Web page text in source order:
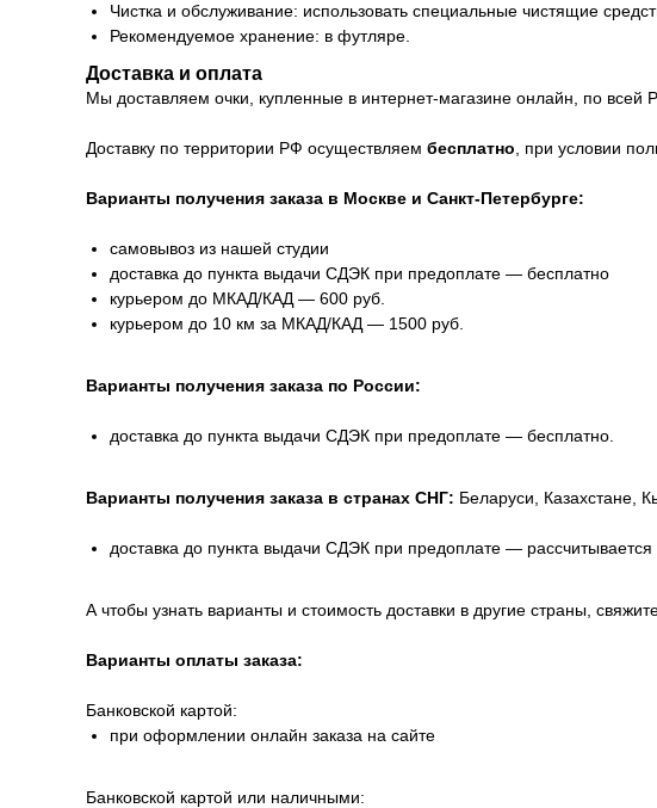
Чистка и обслуживание: использовать специальные чистящие
Рекомендуемое хранение: в футляре.
Доставка и оплата
Мы доставляем очки, купленные в интернет-магазине онлайн, по всей
Доставку по территории РФ осуществляем бесплатно , при условии
Варианты получения заказа в Москве и Санкт-Петербурге:
самовывоз из нашей студии
доставка до пункта выдачи СДЭК при предоплате — бесплатно
курьером до МКАД/КАД — 600 руб.
курьером до 10 км за МКАД/КАД — 1500 руб.
Варианты получения заказа по России:
доставка до пункта выдачи СДЭК при предоплате — бесплатно.
Варианты получения заказа в странах СНГ: Беларуси, Казахстане,
доставка до пункта выдачи СДЭК при предоплате — рассчитывается
А чтобы узнать варианты и стоимость доставки в другие страны,
Варианты оплаты заказа:
Банковской картой:
при оформлении онлайн заказа на сайте
Банковской картой или наличными: